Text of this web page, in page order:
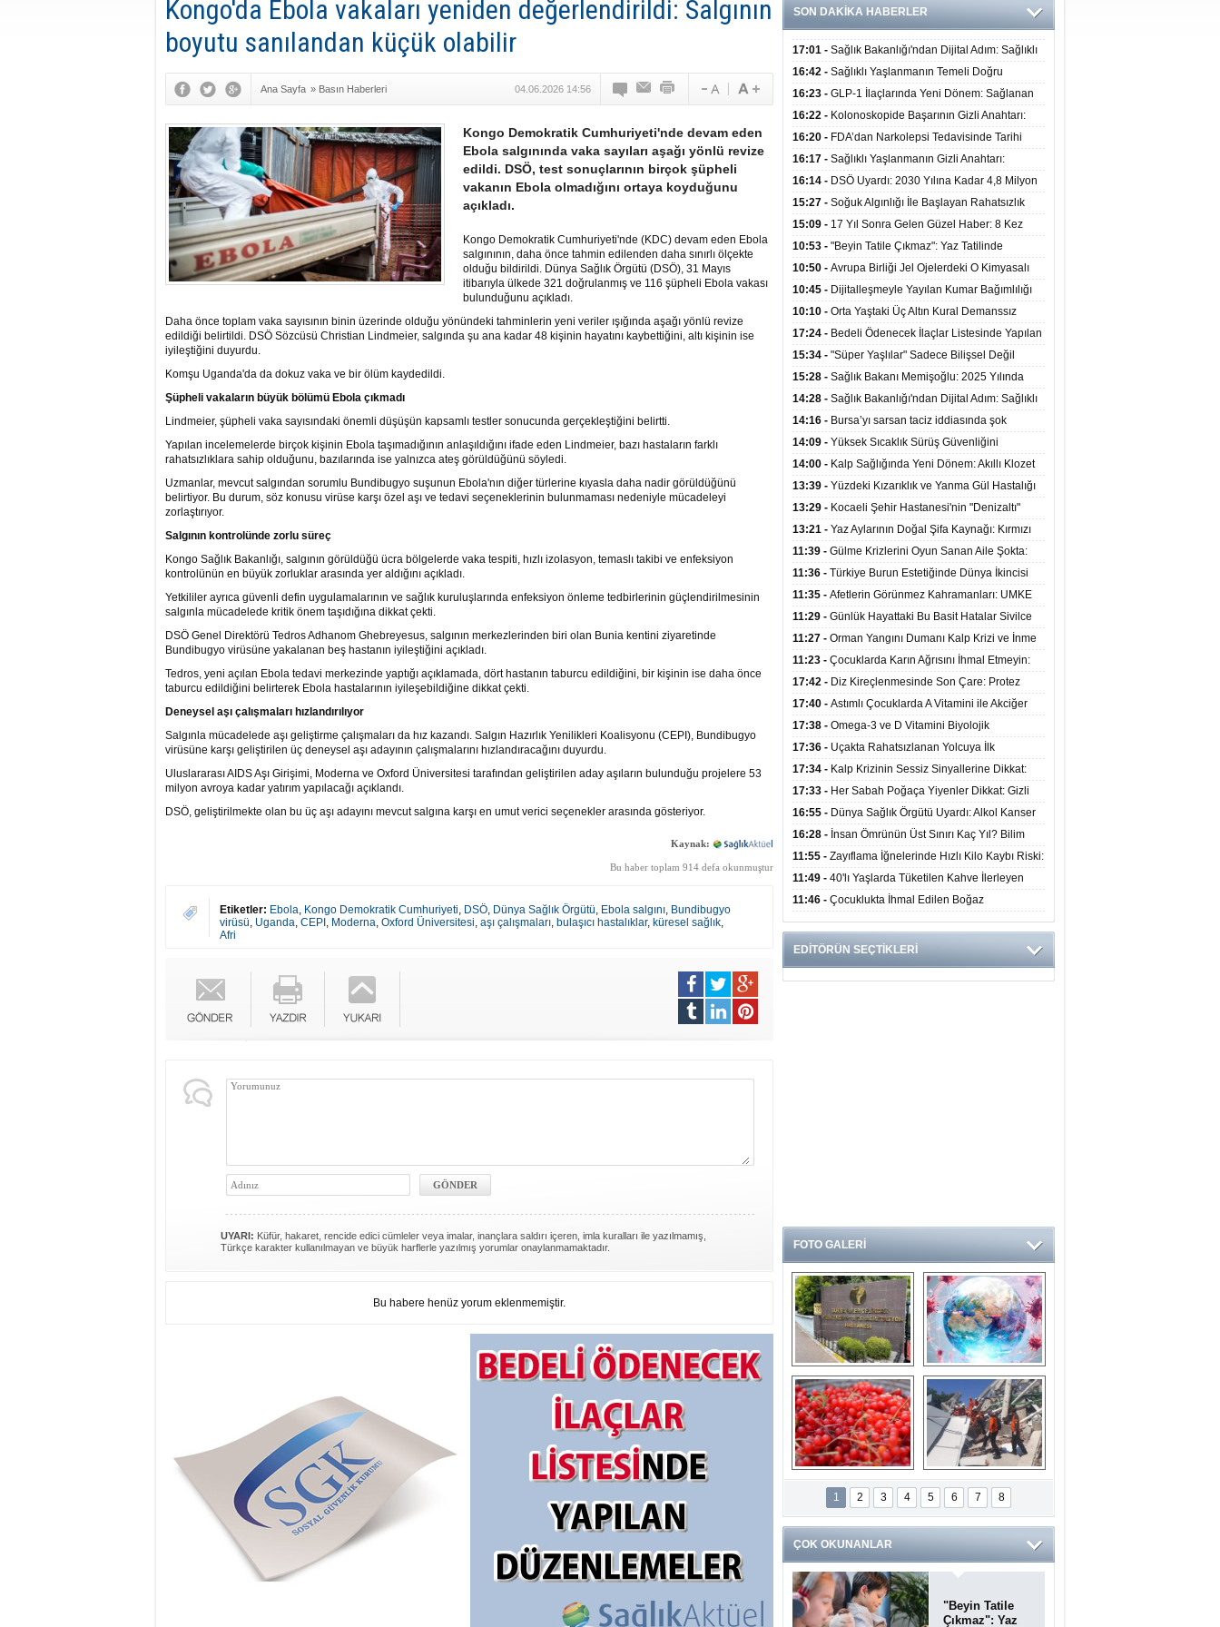
Kongo'da Ebola vakaları yeniden değerlendirildi: Salgının
boyutu sanılandan küçük olabilir
Ana Sayfa » Basın Haberleri 04.06.2026 14:56
Kongo Demokratik Cumhuriyeti'nde devam eden
Ebola salgınında vaka sayıları aşağı yönlü revize
edildi. DSÖ, test sonuçlarının birçok şüpheli
vakanın Ebola olmadığını ortaya koyduğunu
açıkladı.
Kongo Demokratik Cumhuriyeti'nde (KDC) devam eden Ebola
salgınının, daha önce tahmin edilenden daha sınırlı ölçekte
olduğu bildirildi. Dünya Sağlık Örgütü (DSÖ), 31 Mayıs
itibarıyla ülkede 321 doğrulanmış ve 116 şüpheli Ebola vakası
bulunduğunu açıkladı.
Daha önce toplam vaka sayısının binin üzerinde olduğu yönündeki tahminlerin yeni veriler ışığında aşağı yönlü revize
edildiği belirtildi. DSÖ Sözcüsü Christian Lindmeier, salgında şu ana kadar 48 kişinin hayatını kaybettiğini, altı kişinin ise
iyileştiğini duyurdu.
Komşu Uganda'da da dokuz vaka ve bir ölüm kaydedildi.
Şüpheli vakaların büyük bölümü Ebola çıkmadı
Lindmeier, şüpheli vaka sayısındaki önemli düşüşün kapsamlı testler sonucunda gerçekleştiğini belirtti.
Yapılan incelemelerde birçok kişinin Ebola taşımadığının anlaşıldığını ifade eden Lindmeier, bazı hastaların farklı
rahatsızlıklara sahip olduğunu, bazılarında ise yalnızca ateş görüldüğünü söyledi.
Uzmanlar, mevcut salgından sorumlu Bundibugyo suşunun Ebola'nın diğer türlerine kıyasla daha nadir görüldüğünü
belirtiyor. Bu durum, söz konusu virüse karşı özel aşı ve tedavi seçeneklerinin bulunmaması nedeniyle mücadeleyi
zorlaştırıyor.
Salgının kontrolünde zorlu süreç
Kongo Sağlık Bakanlığı, salgının görüldüğü ücra bölgelerde vaka tespiti, hızlı izolasyon, temaslı takibi ve enfeksiyon
kontrolünün en büyük zorluklar arasında yer aldığını açıkladı.
Yetkililer ayrıca güvenli defin uygulamalarının ve sağlık kuruluşlarında enfeksiyon önleme tedbirlerinin güçlendirilmesinin
salgınla mücadelede kritik önem taşıdığına dikkat çekti.
DSÖ Genel Direktörü Tedros Adhanom Ghebreyesus, salgının merkezlerinden biri olan Bunia kentini ziyaretinde
Bundibugyo virüsüne yakalanan beş hastanın iyileştiğini açıkladı.
Tedros, yeni açılan Ebola tedavi merkezinde yaptığı açıklamada, dört hastanın taburcu edildiğini, bir kişinin ise daha önce
taburcu edildiğini belirterek Ebola hastalarının iyileşebildiğine dikkat çekti.
Deneysel aşı çalışmaları hızlandırılıyor
Salgınla mücadelede aşı geliştirme çalışmaları da hız kazandı. Salgın Hazırlık Yenilikleri Koalisyonu (CEPI), Bundibugyo
virüsüne karşı geliştirilen üç deneysel aşı adayının çalışmalarını hızlandıracağını duyurdu.
Uluslararası AIDS Aşı Girişimi, Moderna ve Oxford Üniversitesi tarafından geliştirilen aday aşıların bulunduğu projelere 53
milyon avroya kadar yatırım yapılacağı açıklandı.
DSÖ, geliştirilmekte olan bu üç aşı adayını mevcut salgına karşı en umut verici seçenekler arasında gösteriyor.
Kaynak:
Bu haber toplam 914 defa okunmuştur
Etiketler: Ebola, Kongo Demokratik Cumhuriyeti, DSÖ, Dünya Sağlık Örgütü, Ebola salgını, Bundibugyo
virüsü, Uganda, CEPI , Moderna, Oxford Üniversitesi, aşı çalışmaları, bulaşıcı hastalıklar, küresel sağlık,
Afri
UYARI: Küfür, hakaret, rencide edici cümleler veya imalar, inançlara saldırı içeren, imla kuralları ile yazılmamış,
Türkçe karakter kullanılmayan ve büyük harflerle yazılmış yorumlar onaylanmamaktadır.
Bu habere henüz yorum eklenmemiştir.
SON DAKİKA HABERLER
17:01 - Sağlık Bakanlığı'ndan Dijital Adım: Sağlıklı
Hayat Merkezlerinde Uzaktan Danışmanlık Dönemi
Başladı
16:42 - Sağlıklı Yaşlanmanın Temeli Doğru
Beslenmeden Geçiyor: İleri Yaşta Hangi Besin
Öğelerine İhtiyaç Duyuluyor?
16:23 - GLP-1 İlaçlarında Yeni Dönem: Sağlanan
Faydalar Yalnızca Kilo Kaybıyla Sınırlı Değil
16:22 - Kolonoskopide Başarının Gizli Anahtarı:
Yetersiz Bağırsak Temizliği Poliplerin Gözden
Kaçmasına Neden Oluyor
16:20 - FDA’dan Narkolepsi Tedavisinde Tarihi
Onay: Oreksin Sistemini Hedefleyen İlk İlaç
Kullanıma Sunuldu
16:17 - Sağlıklı Yaşlanmanın Gizli Anahtarı:
Düzenli Kuvvet Antrenmanı Kas Ve Kemik Sağlığını
Koruyor
16:14 - DSÖ Uyardı: 2030 Yılına Kadar 4,8 Milyon
Hemşire ve Ebe Açığı Oluşabilir
15:27 - Soğuk Algınlığı İle Başlayan Rahatsızlık
Karaciğer Yetmezliği Çıktı: 17 Yıl Sonra Nakille
Hayata Tutundu
15:09 - 17 Yıl Sonra Gelen Güzel Haber: 8 Kez
Reddedilen Hastaya 9'uncu Çağrıda Nakil Yapıldı
10:53 - "Beyin Tatile Çıkmaz": Yaz Tatilinde
Öğrenilenlerin Yüzde 39'u Unutulabiliyor
10:50 - Avrupa Birliği Jel Ojelerdeki O Kimyasalı
Yasakladı: Kısırlık ve Alerji Riski Uyarısı
10:45 - Dijitalleşmeyle Yayılan Kumar Bağımlılığı
Beyni ve Aileyi Yıkıma Uğratıyor
10:10 - Orta Yaştaki Üç Altın Kural Demanssız
Yaşamı 13 Yıl Uzatabiliyor
17:24 - Bedeli Ödenecek İlaçlar Listesinde Yapılan
Düzenlemeler Hakkında Duyuru 2026/30
15:34 - "Süper Yaşlılar" Sadece Bilişsel Değil
Fiziksel Olarak da Daha Sağlıklı Yaşıyor
15:28 - Sağlık Bakanı Memişoğlu: 2025 Yılında
300 Bini Aşkın Kişiye Emzirme Eğitimi Verildi
14:28 - Sağlık Bakanlığı'ndan Dijital Adım: Sağlıklı
Hayat Merkezlerinde Uzaktan Sağlık Hizmeti
Başladı
14:16 - Bursa’yı sarsan taciz iddiasında şok
gelişme!
14:09 - Yüksek Sıcaklık Sürüş Güvenliğini
Düşürüyor: 40 Derecede Güvenli Sürüş Süresi 53
Dakikaya İniyor
14:00 - Kalp Sağlığında Yeni Dönem: Akıllı Klozet
Kapağı 30 Saniyede Ritim Bozukluğunu Tespit
Ediyor
13:39 - Yüzdeki Kızarıklık ve Yanma Gül Hastalığı
(Rozasea) Belirtisi Olabilir
13:29 - Kocaeli Şehir Hastanesi'nin "Denizaltı"
Görünümlü Ünitesi Hastalara Umut Oluyor
13:21 - Yaz Aylarının Doğal Şifa Kaynağı: Kırmızı
Meyveler Bağışıklığı ve Kalbi Koruyor
11:39 - Gülme Krizlerini Oyun Sanan Aile Şokta:
3,5 Yaşındaki Çocuk 8 Kez Felç Geçirdi
11:36 - Türkiye Burun Estetiğinde Dünya İkincisi
Oldu
11:35 - Afetlerin Görünmez Kahramanları: UMKE
Dev Kadrosuyla Görev Başında
11:29 - Günlük Hayattaki Bu Basit Hatalar Sivilce
Oluşumunu Tetikliyor
11:27 - Orman Yangını Dumanı Kalp Krizi ve İnme
Riskini Artırıyor
11:23 - Çocuklarda Karın Ağrısını İhmal Etmeyin:
Apandisit Habercisi Olabilir
17:42 - Diz Kireçlenmesinde Son Çare: Protez
Ameliyatı İle Yaşam Kalitesi Artıyor
17:40 - Astımlı Çocuklarda A Vitamini ile Akciğer
Hacmi Arasında Bağlantı Bulundu
17:38 - Omega-3 ve D Vitamini Biyolojik
Yaşlanmayı Yavaşlatabilir
17:36 - Uçakta Rahatsızlanan Yolcuya İlk
Müdahale Sağlık Bakanı Memişoğlu'ndan Geldi
17:34 - Kalp Krizinin Sessiz Sinyallerine Dikkat:
Yalnızca Göğüs Ağrısıyla Gelmiyor
17:33 - Her Sabah Poğaça Yiyenler Dikkat: Gizli
Şeker ve Yağ Yükü Kalbi ve Bağırsakları Tehdit
Ediyor
16:55 - Dünya Sağlık Örgütü Uyardı: Alkol Kanser
Riskini Doğrudan Artırıyor
16:28 - İnsan Ömrünün Üst Sınırı Kaç Yıl? Bilim
İnsanlarından Yeni Yaşam Süresi Modeli
11:55 - Zayıflama İğnelerinde Hızlı Kilo Kaybı Riski:
Uzmanlar Hekim Kontrolü Şart Diyor
11:49 - 40'lı Yaşlarda Tüketilen Kahve İlerleyen
Yıllarda Zihinsel ve Fiziksel Sağlığı Koruyor
11:46 - Çocuklukta İhmal Edilen Boğaz
Enfeksiyonu İleride Kalp Kapağını Bozabiliyor
EDİTÖRÜN SEÇTİKLERİ
FOTO GALERİ
Ve burası da bir
devlet hastanesi
14 soruda
Koronavirüs
hakkında kendinizi
test edin...
Gilaburu meyvesi
kanserden koruyor
Endonezya’daki
deprem: Ölü sayısı
bin 203'e yükseldi
1 2 3 4 5 6 7 8
ÇOK OKUNANLAR
"Beyin Tatile
Çıkmaz": Yaz